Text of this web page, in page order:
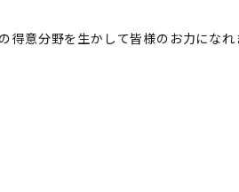
意分野を生かして皆様のお力になれ